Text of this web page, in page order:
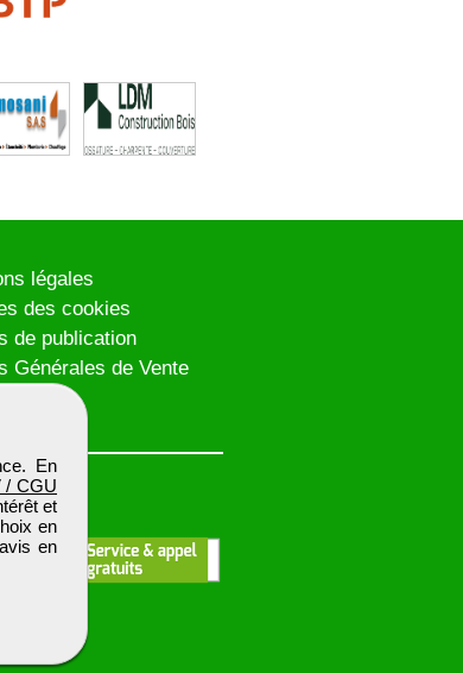
En
/ CGU
et
en
en
légales
des cookies
de publication
Générales de Vente